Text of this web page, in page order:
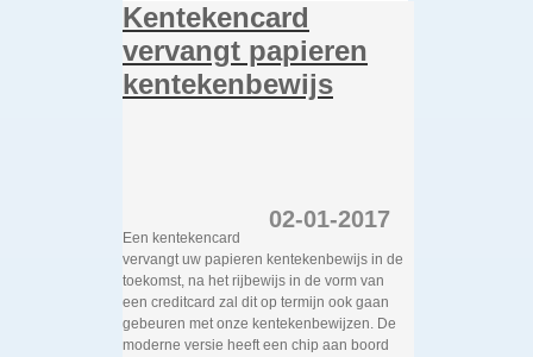
Kentekencard
vervangt papieren
kentekenbewijs
02-01-2017
Een kentekencard
vervangt uw papieren kentekenbewijs in de
toekomst, na het rijbewijs in de vorm van
een creditcard zal dit op termijn ook gaan
gebeuren met onze kentekenbewijzen. De
moderne versie heeft een chip aan boord